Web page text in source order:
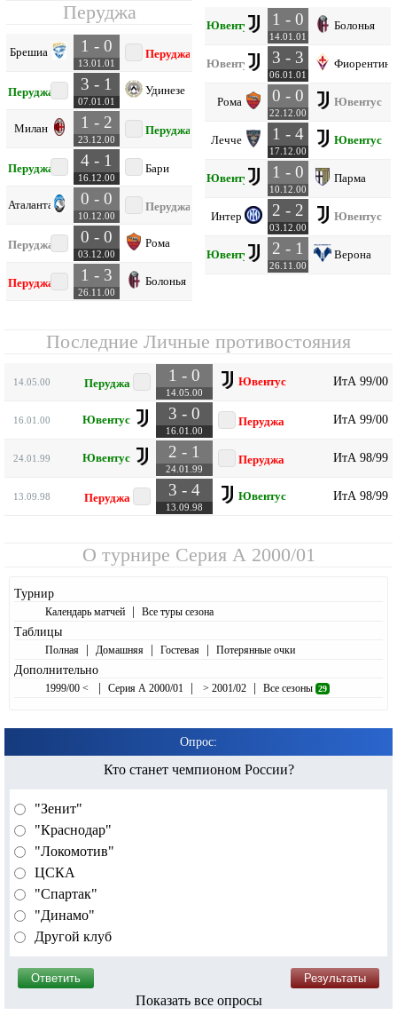
Перуджа
Брешиа 1 - 0
13.01.01
Перуджа
Перуджа 3 - 1
07.01.01
Удинезе
Милан 1 - 2
23.12.00
Перуджа
Перуджа 4 - 1
16.12.00
Бари
Аталанта 0 - 0
10.12.00
Перуджа
Перуджа 0 - 0
03.12.00
Рома
Перуджа 1 - 3
26.11.00
Болонья
Ювентус 1 - 0
14.01.01
Болонья
Ювентус 3 - 3
06.01.01
Фиорентина
Рома 0 - 0
22.12.00
Ювентус
Лечче 1 - 4
17.12.00
Ювентус
Ювентус 1 - 0
10.12.00
Парма
Интер 2 - 2
03.12.00
Ювентус
Ювентус 2 - 1
26.11.00
Верона
Последние Личные противостояния
14.05.00 Перуджа 1 - 0
14.05.00
Ювентус ИтА 99/00
16.01.00 Ювентус 3 - 0
16.01.00
Перуджа ИтА 99/00
24.01.99 Ювентус 2 - 1
24.01.99
Перуджа ИтА 98/99
13.09.98 Перуджа 3 - 4
13.09.98
Ювентус ИтА 98/99
О турнире Серия А 2000/01
Турнир
Календарь матчей | Все туры сезона
Таблицы
Полная | Домашняя | Гостевая | Потерянные очки
Дополнительно
1999/00 < | Серия А 2000/01 | > 2001/02 | Все сезоны 29
Опрос:
Кто станет чемпионом России?
"Зенит"
"Краснодар"
"Локомотив"
ЦСКА
"Спартак"
"Динамо"
Другой клуб
Показать все опросы